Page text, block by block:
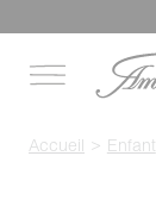
Accueil Enfant